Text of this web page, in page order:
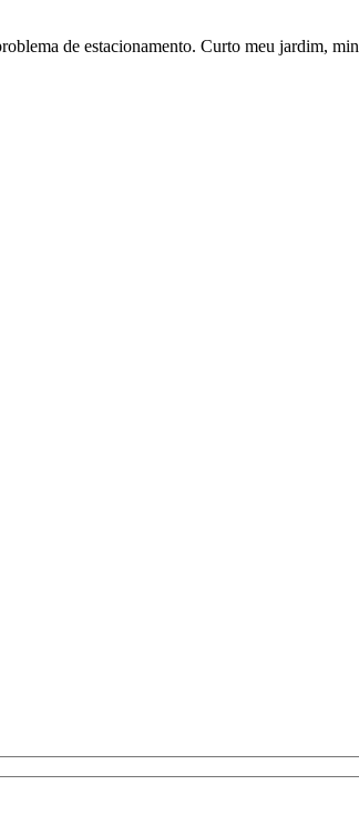
de estacionamento. Curto meu jardim,